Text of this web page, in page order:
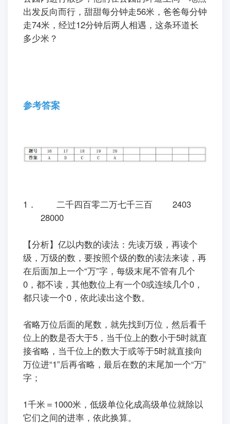
出发反向而行，甜甜每分钟走56米，爸爸每分钟
走74米，经过12分钟后两人相遇，这条环道长
多少米？
参考答案
1． 二千四百零二万七千三百 2403
28000
【分析】亿以内数的读法：先读万级，再读个
级，万级的数，要按照个级的数的读法来读，再
在后面加上一个“万”字，每级末尾不管有几个
0，都不读，其他数位上有一个0或连续几个0，
都只读一个0，依此读出这个数。
省略万位后面的尾数，就先找到万位，然后看千
位上的数是否大于5，当千位上的数小于5时就直
接省略，当千位上的数大于或等于5时就直接向
万位进“1”后再省略，最后在数的末尾加一个“万”
字；
1千米＝1000米，低级单位化成高级单位就除以
它们之间的进率，依此换算。